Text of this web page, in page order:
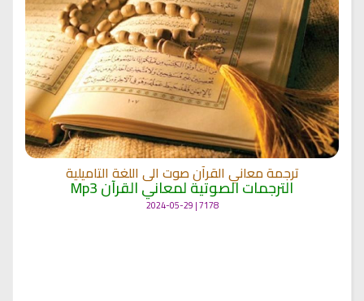
ترجمة معاني القرآن صوت الى اللغة التاميلية
الترجمات الصوتية لمعاني القرآن Mp3
7178 | 2024-05-29